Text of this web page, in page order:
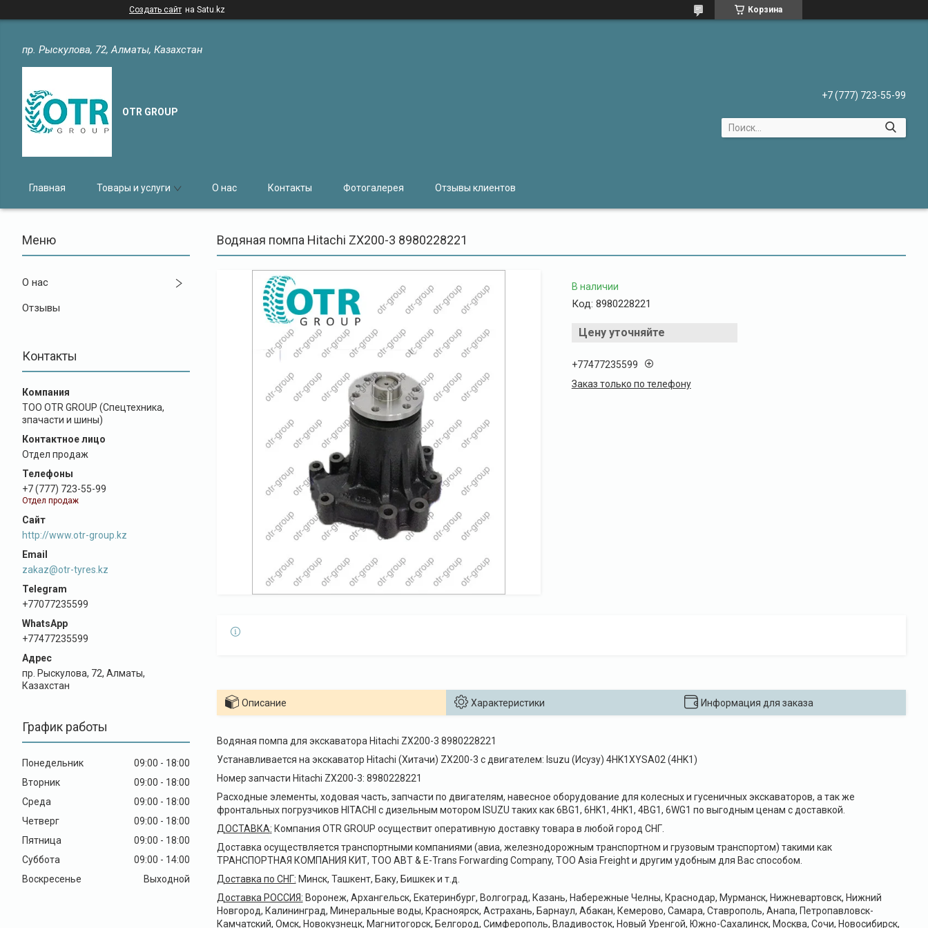
Создать сайт на Satu.kz Корзина
пр. Рыскулова, 72, Алматы, Казахстан
OTR GROUP
+7 (777) 723-55-99
Главная Товары и услуги О нас Контакты Фотогалерея Отзывы клиентов
О нас
Отзывы
Контакты
ТОО OTR GROUP (Спецтехника,
зпачасти и шины)
Отдел продаж
+7 (777) 723-55-99
Отдел продаж
http://www.otr-group.kz
zakaz@otr-tyres.kz
+77077235599
+77477235599
пр. Рыскулова, 72, Алматы,
Казахстан
График работы
Понедельник 09:00
18:00
Вторник
09:00
18:00
Среда
09:00
18:00
Четверг
09:00
18:00
Пятница
09:00
18:00
Суббота
09:00
14:00
Воскресенье
Выходной
Водяная помпа Hitachi ZX200-3 8980228221
В наличии
Код: 8980228221
Цену уточняйте
+77477235599
Заказ только по телефону
Описание Характеристики Информация для заказа
Водяная помпа для экскаватора Hitachi ZX200-3 8980228221
Устанавливается на экскаватор Hitachi (Хитачи) ZX200-3 с двигателем: Isuzu (Исузу) 4HK1XYSA02 (4HK1)
Номер запчасти Hitachi ZX200-3: 8980228221
Расходные элементы, ходовая часть, запчасти по двигателям, навесное оборудование для колесных и гусеничных экскаваторов, а так же
фронтальных погрузчиков HITACHI с дизельным мотором ISUZU таких как 6BG1, 6HK1, 4HK1, 4BG1, 6WG1 по выгодным ценам с доставкой.
ДОСТАВКА: Компания OTR GROUP осуществит оперативную доставку товара в любой город СНГ.
Доставка осуществляется транспортными компаниями (авиа, железнодорожным транспортном и грузовым транспортом) такими как
ТРАНСПОРТНАЯ КОМПАНИЯ КИТ, ТОО ABT & E-Trans Forwarding Company, ТОО Asia Freight и другим удобным для Вас способом.
Доставка по СНГ: Минск, Ташкент, Баку, Бишкек и т.д.
Доставка РОССИЯ: Воронеж, Архангельск, Екатеринбург, Волгоград, Казань, Набережные Челны, Краснодар, Мурманск, Нижневартовск, Нижний
Новгород, Калининград, Минеральные воды, Красноярск, Астрахань, Барнаул, Абакан, Кемерово, Самара, Ставрополь, Анапа, Петропавловск-
Камчатский, Омск, Новокузнецк, Магнитогорск, Белгород, Симферополь, Владивосток, Новый Уренгой, Южно-Сахалинск, Москва, Сочи, Новосибирск,